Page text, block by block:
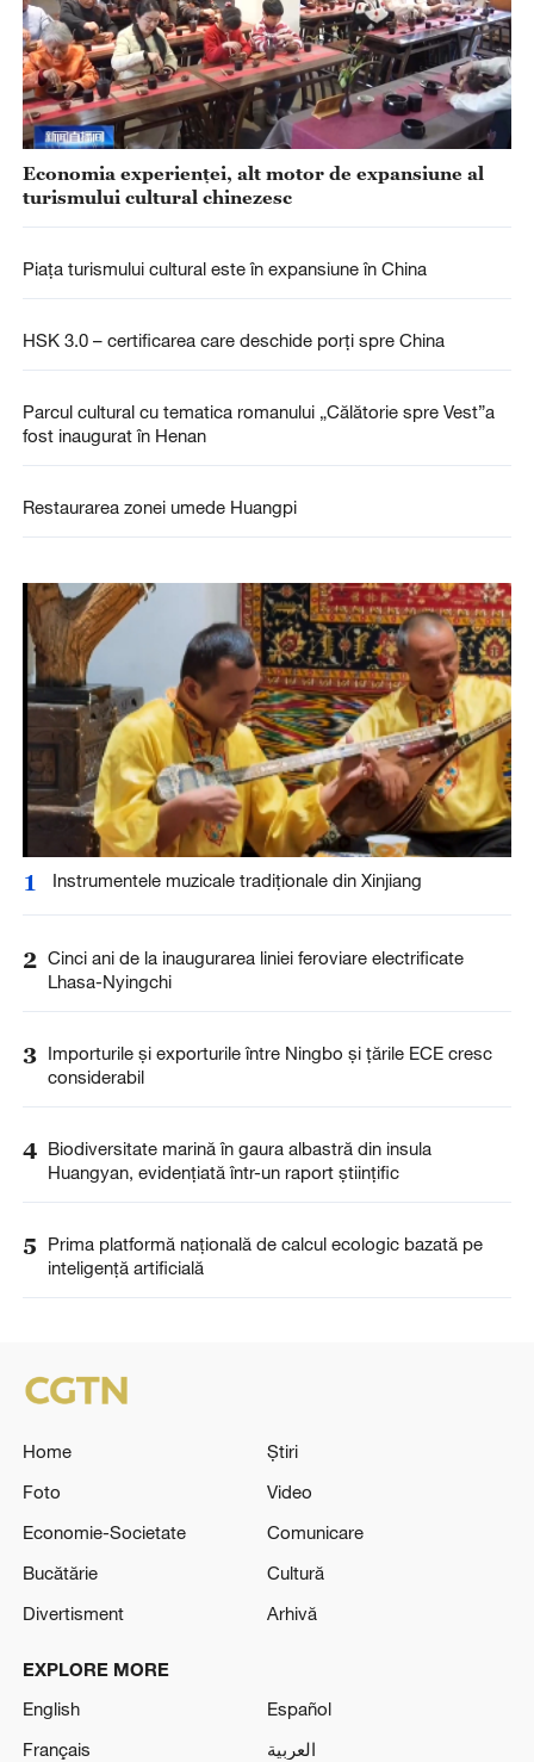
Economia experienței, alt motor de expansiune al
turismului cultural chinezesc
Piața turismului cultural este în expansiune în China
HSK 3.0 – certificarea care deschide porți spre China
Parcul cultural cu tematica romanului „Călătorie spre Vest”a
fost inaugurat în Henan
Restaurarea zonei umede Huangpi
1 Instrumentele muzicale tradiționale din Xinjiang
2 Cinci ani de la inaugurarea liniei feroviare electrificate
Lhasa-Nyingchi
3 Importurile și exporturile între Ningbo și țările ECE cresc
considerabil
4 Biodiversitate marină în gaura albastră din insula
Huangyan, evidențiată într-un raport științific
5
Prima platformă națională de calcul ecologic bazată pe
inteligență artificială
Home
Știri
Foto
Video
Economie-Societate
Comunicare
Bucătărie
Cultură
Divertisment
Arhivă
EXPLORE MORE
English
Español
Français
العربية